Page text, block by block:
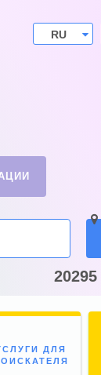
RU
20295
ДЛЯ